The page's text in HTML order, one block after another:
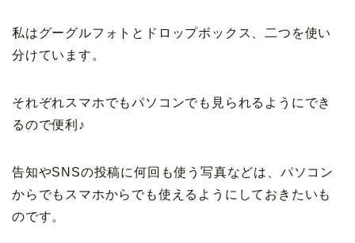
私はグーグルフォトとドロップボックス、二つを使い
分けています。
それぞれスマホでもパソコンでも見られるようにでき
るので便利♪
告知やSNSの投稿に何回も使う写真などは、パソコン
からでもスマホからでも使えるようにしておきたいも
のです。